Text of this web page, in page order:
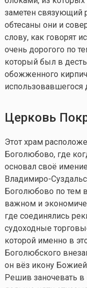
заметен связующий
обтесаны они и
слову, как говорят
очень дорогого по
который был в
обожженного
использовавшегося
Церковь
Этот храм
Боголюбово, где
основал своё
Владимиро-
Боголюбово по тем
важном и
где соединялись
судоходные
которой именно в
Боголюбского
он вёз икону
Решив заночевать в